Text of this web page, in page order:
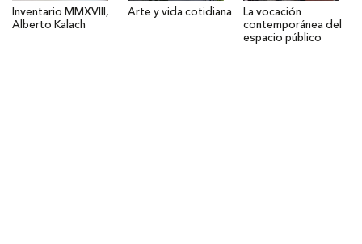
Inventario MMXVIII,
Alberto Kalach
Arte y vida cotidiana
La vocación
contemporánea del
espacio público